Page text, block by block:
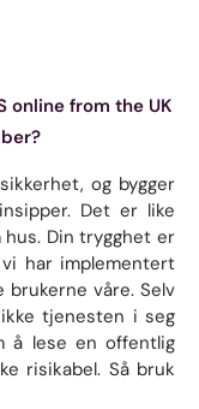
online from the UK
og bygger
Det er like
Din trygghet er
har implementert
våre. Selv
tjenesten i seg
å lese en offentlig
risikabel. Så bruk